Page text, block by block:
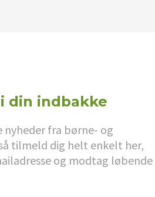
din indbakke
fra børne- og
tilmeld dig helt enkelt her,
og modtag løbende